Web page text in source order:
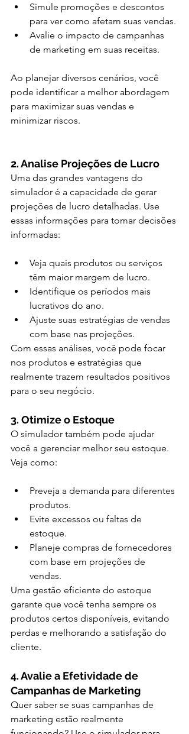
Simule promoções e descontos
para ver como afetam suas vendas.
Avalie o impacto de campanhas
de marketing em suas receitas.
Ao planejar diversos cenários, você
pode identificar a melhor abordagem
para maximizar suas vendas e
minimizar riscos.
2. Analise Projeções de Lucro
Uma das grandes vantagens do
simulador é a capacidade de gerar
projeções de lucro detalhadas. Use
essas informações para tomar decisões
informadas:
Veja quais produtos ou serviços
têm maior margem de lucro.
Identifique os períodos mais
lucrativos do ano.
Ajuste suas estratégias de vendas
com base nas projeções.
Com essas análises, você pode focar
nos produtos e estratégias que
realmente trazem resultados positivos
para o seu negócio.
3. Otimize o Estoque
O simulador também pode ajudar
você a gerenciar melhor seu estoque.
Veja como:
Preveja a demanda para diferentes
produtos.
Evite excessos ou faltas de
estoque.
Planeje compras de fornecedores
com base em projeções de
vendas.
Uma gestão eficiente do estoque
garante que você tenha sempre os
produtos certos disponíveis, evitando
perdas e melhorando a satisfação do
cliente.
4. Avalie a Efetividade de
Campanhas de Marketing
Quer saber se suas campanhas de
marketing estão realmente